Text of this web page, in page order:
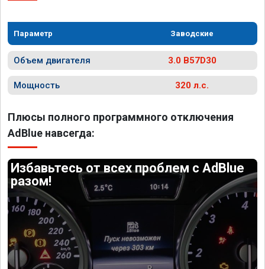
Параметр Заводские
Объем двигателя 3.0 B57D30
Мощность 320 л.с.
Плюсы полного программного отключения
AdBlue навсегда:
Избавьтесь от всех проблем с AdBlue
разом!